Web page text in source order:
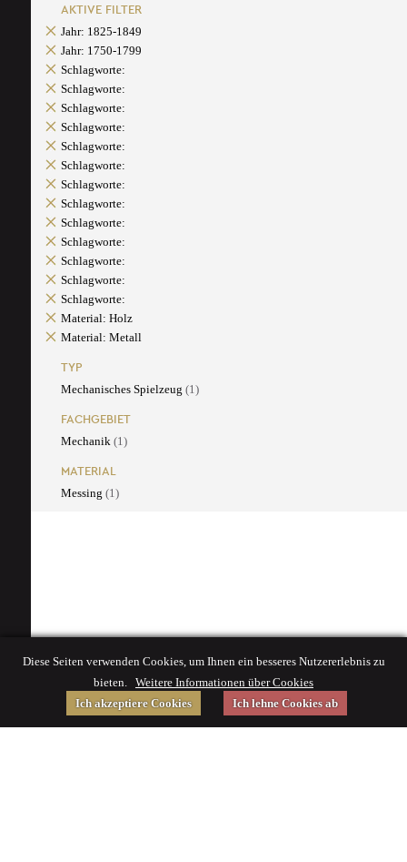
AKTIVE FILTER
Jahr: 1825-1849
Jahr: 1750-1799
Schlagworte:
Schlagworte:
Schlagworte:
Schlagworte:
Schlagworte:
Schlagworte:
Schlagworte:
Schlagworte:
Schlagworte:
Schlagworte:
Schlagworte:
Schlagworte:
Schlagworte:
Material: Holz
Material: Metall
TYP
Mechanisches Spielzeug (1)
FACHGEBIET
Mechanik (1)
MATERIAL
Messing (1)
Diese Seiten verwenden Cookies, um Ihnen ein besseres Nutzererlebnis zu
bieten. Weitere Informationen über Cookies
Ich akzeptiere Cookies
Ich lehne Cookies ab